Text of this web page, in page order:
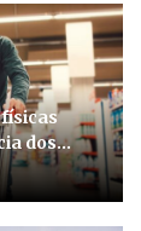
físicas
dos...